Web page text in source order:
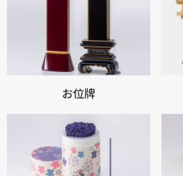
お買い物を続ける
お位牌